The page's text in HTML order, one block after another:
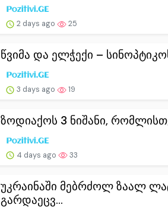
2 days ago 25
წვიმა და ელჭექი –
3 days ago 19
ზოდიაქოს 3 ნიშანი,
4 days ago 33
უკრაინაში მებრძოლ ზაალ
გარდაეცვ...